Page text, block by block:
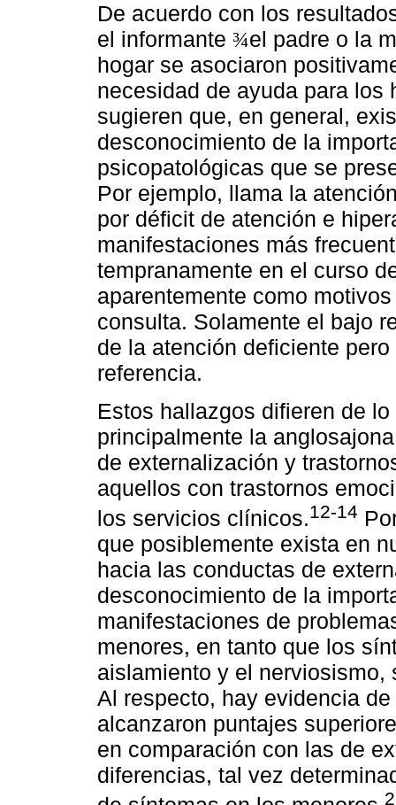
De acuerdo con los
el informante ¾el padre o la
hogar se asociaron
necesidad de ayuda para
sugieren que, en general,
desconocimiento de la
psicopatológicas que se
Por ejemplo, llama la
por déficit de atención e
manifestaciones más
tempranamente en el curso
aparentemente como
consulta. Solamente el bajo
de la atención deficiente
referencia.
Estos hallazgos difieren de
principalmente la
de externalización y
aquellos con trastornos
los servicios clínicos.12-14
que posiblemente exista en
hacia las conductas de
desconocimiento de la
manifestaciones de
menores, en tanto que los
aislamiento y el
Al respecto, hay evidencia
alcanzaron puntajes
en comparación con las de
diferencias, tal vez